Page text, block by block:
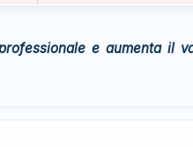
e aumenta il